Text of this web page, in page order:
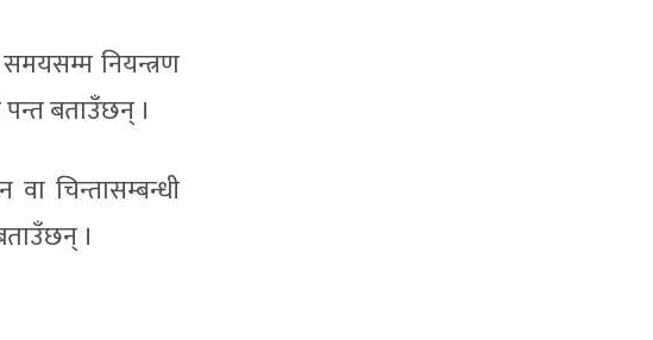
नियन्त्रण
बताउँछन् ।
चिन्तासम्बन्धी
।